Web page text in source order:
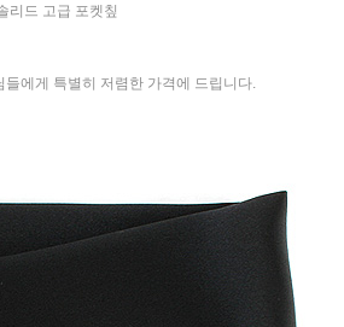
리드 고급 포켓칲
에게 특별히 저렴한 가격에 드립니다.